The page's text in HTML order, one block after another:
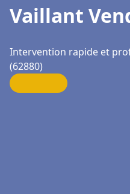
Vaillant
Intervention rapide et
(62880)